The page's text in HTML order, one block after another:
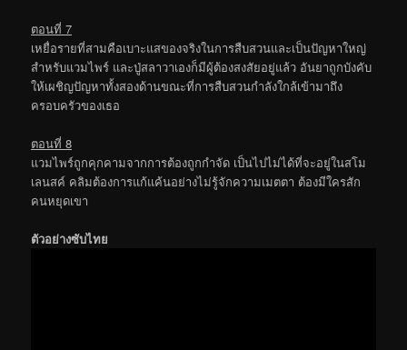
ตอนที่ 7
เหยื่อรายที่สามคือเบาะแสของจริงในการสืบสวนและเป็นปัญหาใหญ่
สำหรับแวมไพร์ และปู่สลาวาเองก็มีผู้ต้องสงสัยอยู่แล้ว อันยาถูกบังคับ
ให้เผชิญปัญหาทั้งสองด้านขณะที่การสืบสวนกำลังใกล้เข้ามาถึง
ครอบครัวของเธอ
ตอนที่ 8
แวมไพร์ถูกคุกคามจากการต้องถูกกำจัด เป็นไปไม่ได้ที่จะอยู่ในสโม
เลนสค์ คลิมต้องการแก้แค้นอย่างไม่รู้จักความเมตตา ต้องมีใครสัก
คนหยุดเขา
ตัวอย่างซับไทย